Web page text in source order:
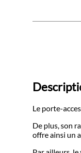
Le porte-
De plus, son
offre ainsi un